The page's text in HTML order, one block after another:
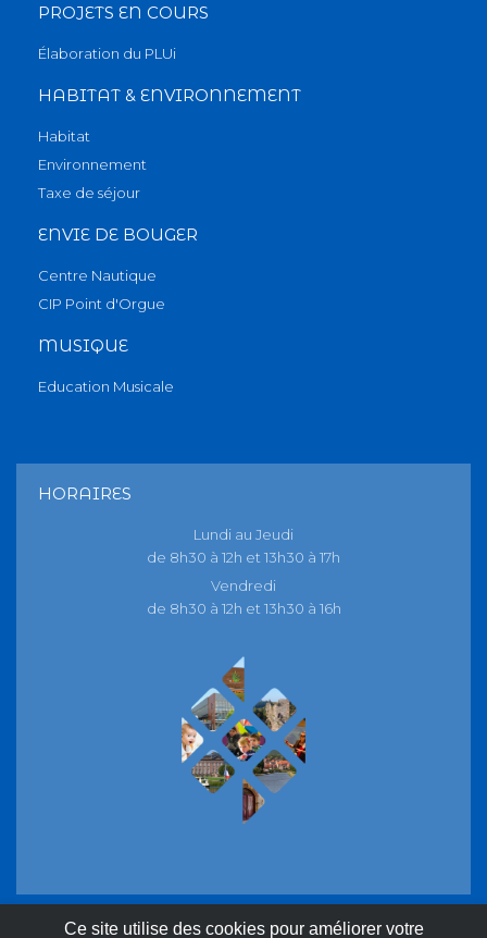
PROJETS EN COURS
Élaboration du PLUi
HABITAT & ENVIRONNEMENT
Habitat
Environnement
Taxe de séjour
ENVIE DE BOUGER
Centre Nautique
CIP Point d'Orgue
MUSIQUE
Education Musicale
HORAIRES
Lundi au Jeudi
de 8h30 à 12h et 13h30 à 17h
Vendredi
de 8h30 à 12h et 13h30 à 16h
Ce site utilise des cookies pour améliorer votre